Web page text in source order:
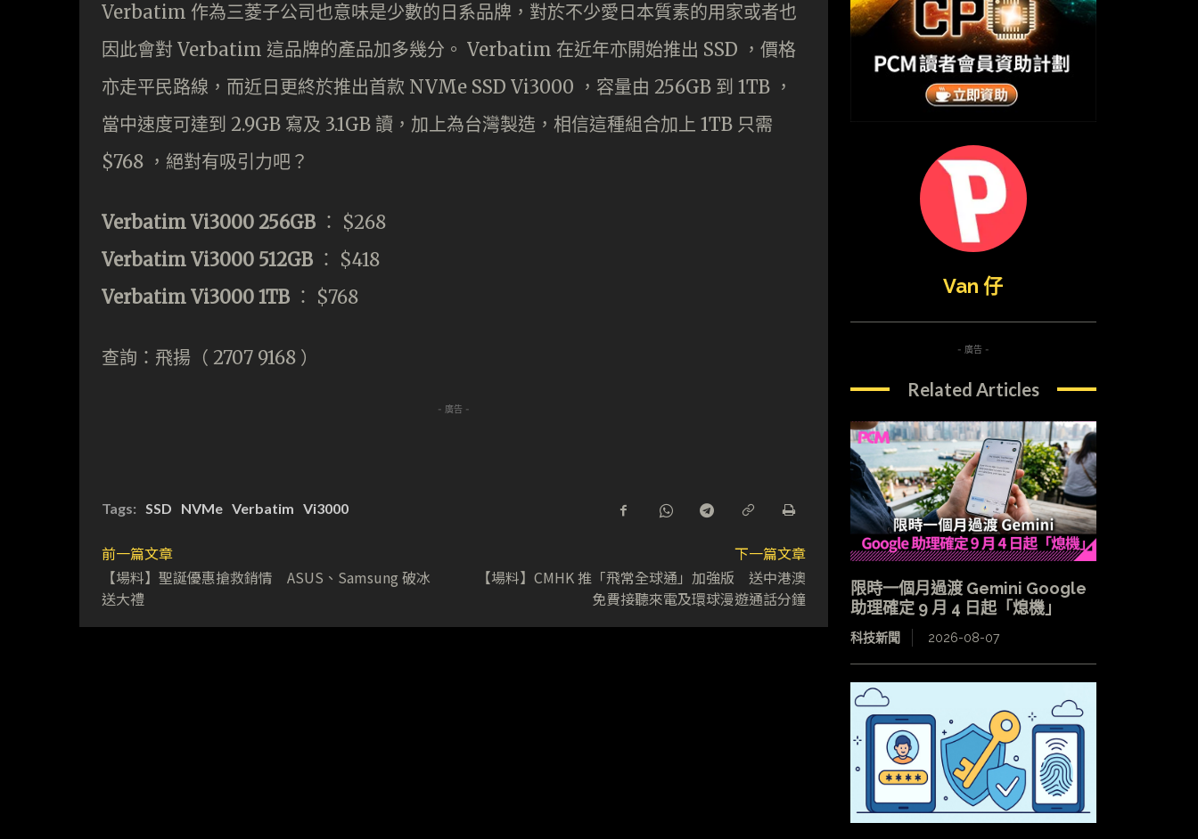
Verbatim 作為三菱子公司也意味是少數的日系品牌，對於不少愛日本質素的用家或者也
因此會對 Verbatim 這品牌的產品加多幾分。 Verbatim 在近年亦開始推出 SSD ，價格
亦走平民路線，而近日更終於推出首款 NVMe SSD Vi3000 ，容量由 256GB 到 1TB ，
當中速度可達到 2.9GB 寫及 3.1GB 讀，加上為台灣製造，相信這種組合加上 1TB 只需
$768 ，絕對有吸引力吧？
Verbatim Vi3000 256GB ： $268
Verbatim Vi3000 512GB ： $418
Verbatim Vi3000 1TB ： $768
查詢：飛揚（ 2707 9168 ）
- 廣告 -
Tags: SSD NVMe Verbatim Vi3000
前一篇文章
【場料】聖誕優惠搶救銷情 ASUS、Samsung 破冰
送大禮
下一篇文章
【場料】CMHK 推「飛常全球通」加強版 送中港澳
免費接聽來電及環球漫遊通話分鐘
Van 仔
- 廣告 -
Related Articles
限時一個月過渡 Gemini Google
助理確定 9 月 4 日起「熄機」
科技新聞 2026-08-07